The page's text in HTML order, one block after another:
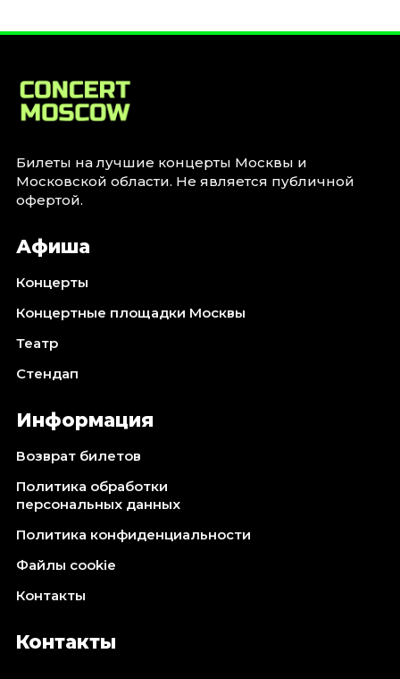
Билеты на лучшие концерты Москвы и
Московской области. Не является публичной
офертой.
Афиша
Концерты
Концертные площадки Москвы
Театр
Стендап
Информация
Возврат билетов
Политика обработки
персональных данных
Политика конфиденциальности
Файлы cookie
Контакты
Контакты